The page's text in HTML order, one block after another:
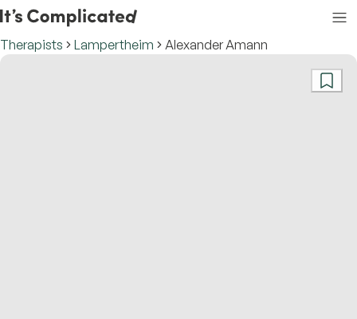
Therapists Lampertheim Alexander Amann